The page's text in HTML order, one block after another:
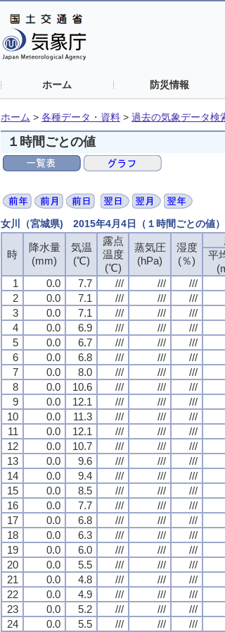
ホーム 防災情報
ホーム > 各種データ・資料 > 過去の気象データ検
１時間ごとの値
女川（宮城県) 2015年4月4日（１時間ごとの値）
時
降水量
(mm)
気温
(℃)
露点
温度
(℃)
蒸気圧
(hPa)
湿度
(％)
平
1
0.0 7.7 /// /// ///
2
0.0 7.1 /// /// ///
3
0.0 7.1 /// /// ///
4
0.0 6.9 /// /// ///
5
0.0 6.7 /// /// ///
6
0.0 6.8 /// /// ///
7
0.0 8.0 /// /// ///
8
0.0 10.6 /// /// ///
9
0.0 12.1 /// /// ///
10
0.0 11.3 /// /// ///
11
0.0 12.1 /// /// ///
12
0.0 10.7 /// /// ///
13
0.0 9.6 /// /// ///
14
0.0 9.4 /// /// ///
15
0.0 8.5 /// /// ///
16
0.0 7.7 /// /// ///
17
0.0 6.8 /// /// ///
18
0.0 6.3 /// /// ///
19
0.0 6.0 /// /// ///
20
0.0 5.5 /// /// ///
21
0.0 4.8 /// /// ///
22
0.0 4.9 /// /// ///
23
0.0 5.2 /// /// ///
24
0.0 5.5 /// /// ///